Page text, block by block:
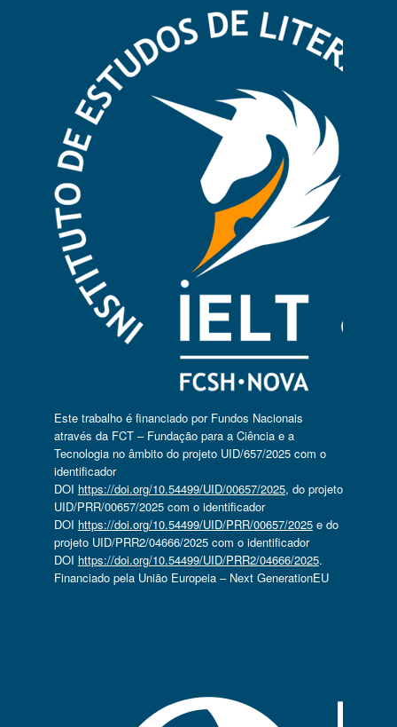
Este trabalho é financiado por Fundos Nacionais
através da FCT – Fundação para a Ciência e a
Tecnologia no âmbito do projeto UID/657/2025 com o
identificador
DOI https://doi.org/10.54499/UID/00657/2025, do projeto
UID/PRR/00657/2025 com o identificador
DOI https://doi.org/10.54499/UID/PRR/00657/2025e do
projeto UID/PRR2/04666/2025 com o identificador
DOI https://doi.org/10.54499/UID/PRR2/04666/2025.
Financiado pela União Europeia – Next GenerationEU